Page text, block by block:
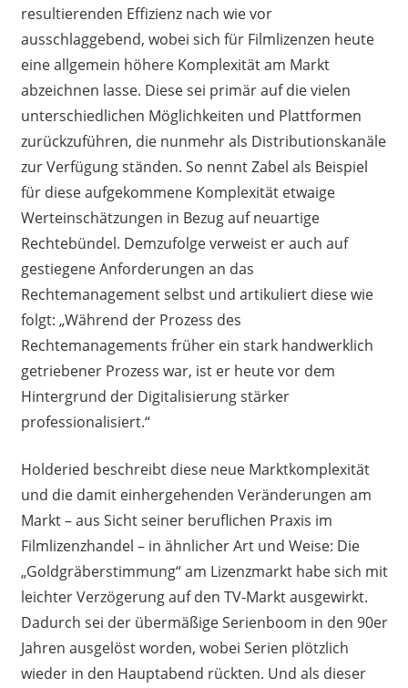
resultierenden Effizienz nach wie vor
ausschlaggebend, wobei sich für Filmlizenzen heute
eine allgemein höhere Komplexität am Markt
abzeichnen lasse. Diese sei primär auf die vielen
unterschiedlichen Möglichkeiten und Plattformen
zurückzuführen, die nunmehr als Distributionskanäle
zur Verfügung ständen. So nennt Zabel als Beispiel
für diese aufgekommene Komplexität etwaige
Werteinschätzungen in Bezug auf neuartige
Rechtebündel. Demzufolge verweist er auch auf
gestiegene Anforderungen an das
Rechtemanagement selbst und artikuliert diese wie
folgt: „Während der Prozess des
Rechtemanagements früher ein stark handwerklich
getriebener Prozess war, ist er heute vor dem
Hintergrund der Digitalisierung stärker
professionalisiert.“
Holderied beschreibt diese neue Marktkomplexität
und die damit einhergehenden Veränderungen am
Markt – aus Sicht seiner beruflichen Praxis im
Filmlizenzhandel – in ähnlicher Art und Weise: Die
„Goldgräberstimmung“ am Lizenzmarkt habe sich mit
leichter Verzögerung auf den TV-Markt ausgewirkt.
Dadurch sei der übermäßige Serienboom in den 90er
Jahren ausgelöst worden, wobei Serien plötzlich
wieder in den Hauptabend rückten. Und als dieser